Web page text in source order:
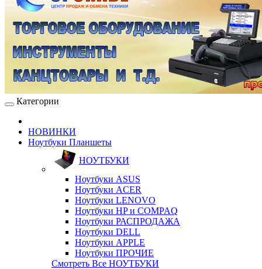
Категории
НОВИНКИ
Ноутбуки Планшеты
НОУТБУКИ
Ноутбуки ASUS
Ноутбуки ACER
Ноутбуки LENOVO
Ноутбуки HP и COMPAQ
Ноутбуки РАСПРОДАЖА
Ноутбуки DELL
Ноутбуки APPLE
Ноутбуки ПРОЧИЕ
Смотреть Все НОУТБУКИ